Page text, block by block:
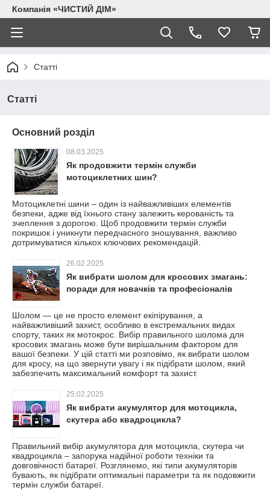
Компанія «ЧИСТИЙ ДІМ»
Статті
Статті
Основний розділ
08.03.2025
Як продовжити термін служби
мотоциклетних шин?
Мотоциклетні шини – один із найважливіших елементів
безпеки, адже від їхнього стану залежить керованість та
зчеплення з дорогою. Щоб продовжити термін служби
покришок і уникнути передчасного зношування, важливо
дотримуватися кількох ключових рекомендацій.
26.02.2025
Як вибрати шолом для кросових змагань:
поради для новачків та професіоналів
Шолом — це не просто елемент екіпірування, а
найважливіший захист, особливо в екстремальних видах
спорту, таких як мотокрос. Вибір правильного шолома для
кросових змагань може бути вирішальним фактором для
вашої безпеки. У цій статті ми розповімо, як вибрати шолом
для кросу, на що звернути увагу і як підібрати шолом, який
забезпечить максимальний комфорт та захист.
25.02.2025
Як вибрати акумулятор для мотоцикла,
скутера або квадроцикла?
Правильний вибір акумулятора для мотоцикла, скутера чи
квадроцикла – запорука надійної роботи техніки та
довговічності батареї. Розглянемо, які типи акумуляторів
бувають, як підібрати оптимальні параметри та як подовжити
термін служби батареї.